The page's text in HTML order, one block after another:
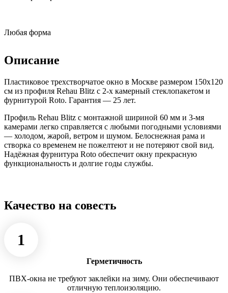
Любая форма
Описание
Пластиковое трехстворчатое окно в Москве размером 150x120
см из профиля Rehau Blitz с 2-х камерный стеклопакетом и
фурнитурой Roto. Гарантия — 25 лет.
Профиль Rehau Blitz с монтажной шириной 60 мм и 3-мя
камерами легко справляется с любыми погодными условиями
— холодом, жарой, ветром и шумом. Белоснежная рама и
створка со временем не пожелтеют и не потеряют свой вид.
Надёжная фурнитура Roto обеспечит окну прекрасную
функциональность и долгие годы службы.
Качество на совесть
1
Герметичность
ПВХ-окна не требуют заклейки на зиму. Они обеспечивают
отличную теплоизоляцию.